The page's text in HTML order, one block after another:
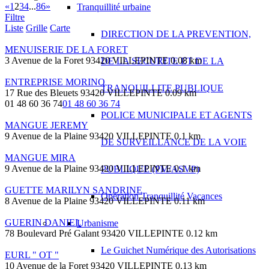
Tranquillité urbaine
DIRECTION DE LA PREVENTION,
DE LA SECURITE ET DE LA
TRANQUILLITE PUBLIQUE
POLICE MUNICIPALE ET AGENTS
DE SURVEILLANCE DE LA VOIE
PUBLIQUE (PM/ASVP)
Opération Tranquillité Vacances
Urbanisme
Le Guichet Numérique des Autorisations
«1 234...86»
Filtre
Liste Grille Carte
MENUISERIE DE LA FORET
3 Avenue de la Foret 93420 VILLEPINTE 0.08 km
ENTREPRISE MORINO
17 Rue des Bleuets 93420 VILLEPINTE 0.09 km
01 48 60 36 7401 48 60 36 74
MANGUE JEREMY
9 Avenue de la Plaine 93420 VILLEPINTE 0.1 km
MANGUE MIRA
9 Avenue de la Plaine 93420 VILLEPINTE 0.1 km
GUETTE MARILYN SANDRINE
8 Avenue de la Plaine 93420 VILLEPINTE 0.11 km
GUERIN DANIEL
78 Boulevard Pré Galant 93420 VILLEPINTE 0.12 km
EURL " OT "
10 Avenue de la Foret 93420 VILLEPINTE 0.13 km